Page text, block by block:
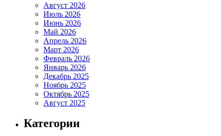
Август 2026
Июль 2026
Июнь 2026
Май 2026
Апрель 2026
Март 2026
Февраль 2026
Январь 2026
Декабрь 2025
Ноябрь 2025
Октябрь 2025
Август 2025
Категории